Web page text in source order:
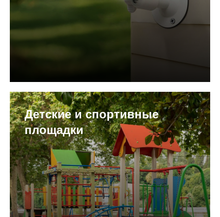
Детские и спортивные
площадки